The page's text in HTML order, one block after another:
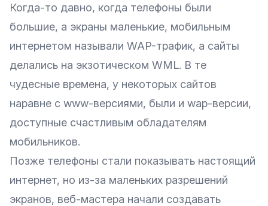
Когда-то давно, когда телефоны были
большие, а экраны маленькие, мобильным
интернетом называли WAP-трафик, а сайты
делались на экзотическом WML. В те
чудесные времена, у некоторых сайтов
наравне с www-версиями, были и wap-версии,
доступные счастливым обладателям
мобильников.
Позже телефоны стали показывать настоящий
интернет, но из-за маленьких разрешений
экранов, веб-мастера начали создавать